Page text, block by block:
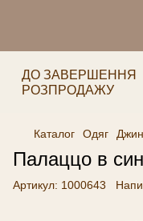
ДО ЗАВЕРШЕННЯ
РОЗПРОДАЖУ
Каталог Одяг
Палаццо в
Артикул: 1000643